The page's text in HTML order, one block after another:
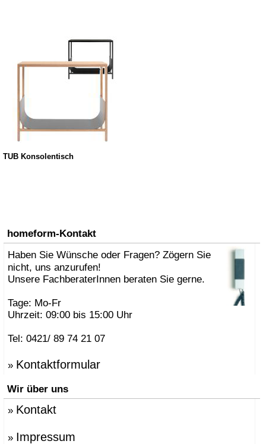
TUB Konsolentisch
homeform-Kontakt
Haben Sie Wünsche oder Fragen? Zögern Sie
nicht, uns anzurufen!
Unsere FachberaterInnen beraten Sie gerne.
Tage: Mo-Fr
Uhrzeit: 09:00 bis 15:00 Uhr
Tel: 0421/ 89 74 21 07
» Kontaktformular
Wir über uns
» Kontakt
» Impressum